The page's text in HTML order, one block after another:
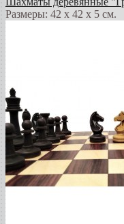
Размеры: 42 x 42 x 5 см.